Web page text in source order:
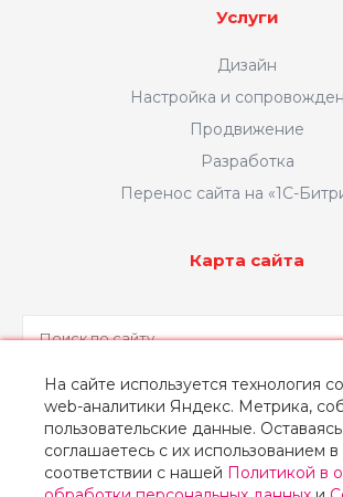
Услуги
Дизайн
Настройка и
Продвижение
Разработка
Перенос сайта на «1С-
Карта сайта
Заказать звонок
На сайте используется технология
web-аналитики Яндекс. Метрика,
пользовательские данные.
соглашаетесь с их использованием в
соответствии с нашей Политикой в